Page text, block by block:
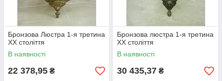
Бронзова Люстра 1-я третина
ХХ століття
В наявності
22 378,95 ₴
Бронзова люстра 1-я третина
ХХ століття
В наявності
30 435,37 ₴